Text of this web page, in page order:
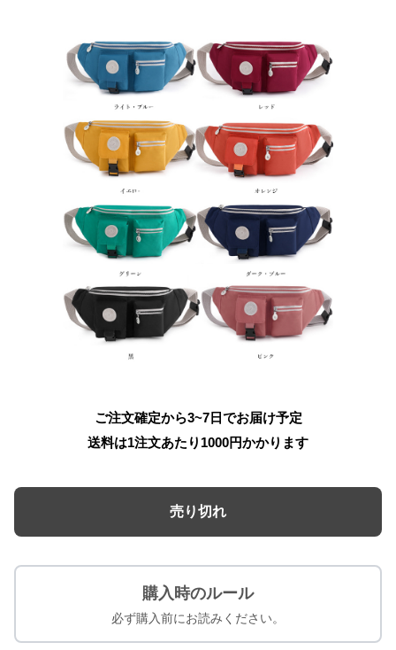
ご注文確定から3~7日でお届け予定
送料は1注文あたり 1000円かかります
売り切れ
購入時のルール
必ず購入前にお読みください。